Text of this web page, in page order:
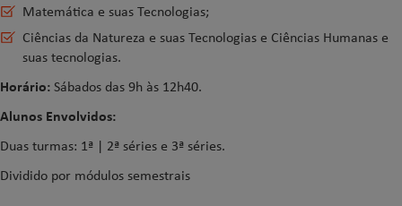
Matemática e suas Tecnologias;
Ciências da Natureza e suas Tecnologias e Ciências Humanas e
suas tecnologias.
Horário:Sábados das 9h às 12h40.
Alunos Envolvidos:
Duas turmas: 1ª | 2ª séries e 3ª séries.
Dividido por módulos semestrais